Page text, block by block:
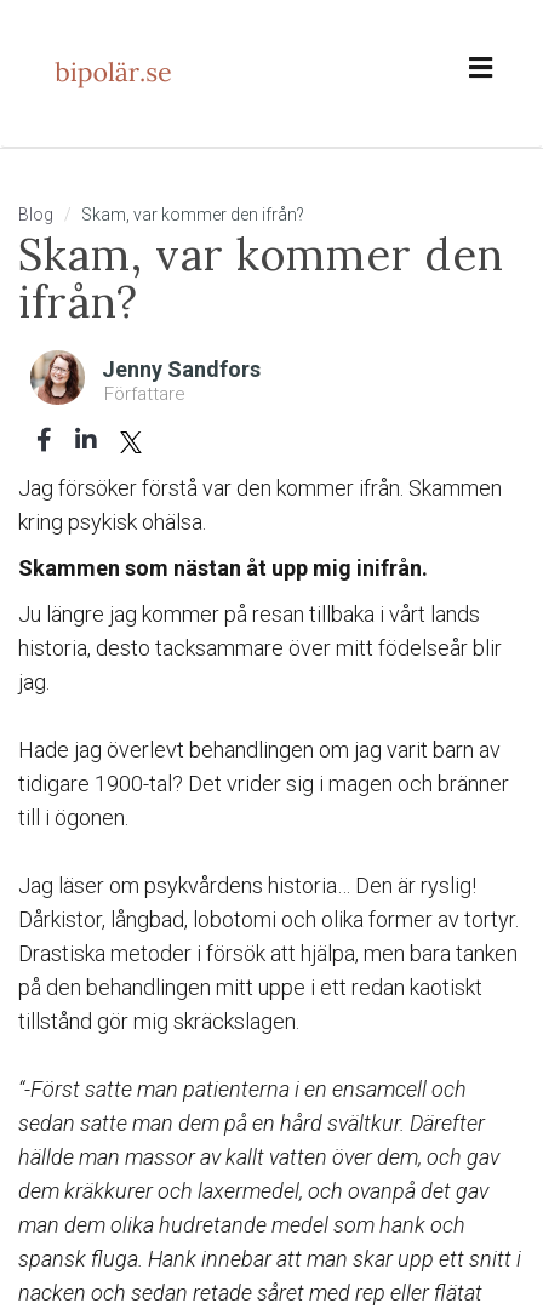
Blog Skam, var kommer den ifrån?
Skam, var kommer den
ifrån?
Jenny Sandfors
Författare
Jag försöker förstå var den kommer ifrån. Skammen
kring psykisk ohälsa.
Skammen som nästan åt upp mig inifrån.
Ju längre jag kommer på resan tillbaka i vårt lands
historia, desto tacksammare över mitt födelseår blir
jag. ⁠⠀
Hade jag överlevt behandlingen om jag varit barn av
tidigare 1900-tal? Det vrider sig i magen och bränner
till i ögonen.⁠⠀
Jag läser om psykvårdens historia… Den är ryslig!⁠⠀
Dårkistor, långbad, lobotomi och olika former av tortyr.
Drastiska metoder i försök att hjälpa, men bara tanken
på den behandlingen mitt uppe i ett redan kaotiskt
tillstånd gör mig skräckslagen.⁠⠀
“-Först satte man patienterna i en ensamcell och
sedan satte man dem på en hård svältkur. Därefter
hällde man massor av kallt vatten över dem, och gav
dem kräkkurer och laxermedel, och ovanpå det gav
man dem olika hudretande medel som hank och
spansk fluga. Hank innebar att man skar upp ett snitt i
nacken och sedan retade såret med rep eller flätat